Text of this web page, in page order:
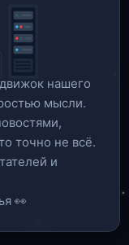
нашего
мысли.
точно не всё.
и
👀